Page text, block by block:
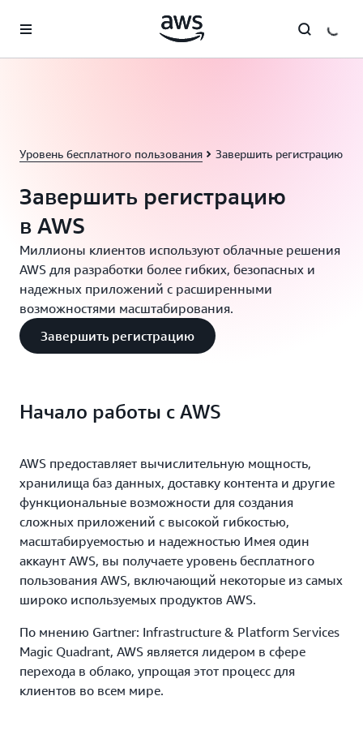
Перейти к главному контенту
Уровень бесплатного пользования Завершить регистрацию
Завершить регистрацию
в AWS
Миллионы клиентов используют облачные решения
AWS для разработки более гибких, безопасных и
надежных приложений с расширенными
возможностями масштабирования.
Завершить регистрацию
Начало работы с AWS
AWS предоставляет вычислительную мощность,
хранилища баз данных, доставку контента и другие
функциональные возможности для создания
сложных приложений с высокой гибкостью,
масштабируемостью и надежностью Имея один
аккаунт AWS, вы получаете уровень бесплатного
пользования AWS, включающий некоторые из самых
широко используемых продуктов AWS.
По мнению Gartner: Infrastructure & Platform Services
Magic Quadrant, AWS является лидером в сфере
перехода в облако, упрощая этот процесс для
клиентов во всем мире.